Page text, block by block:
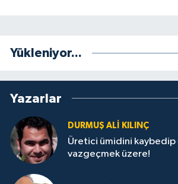
Yükleniyor...
Yazarlar
DURMUŞ ALI KILINÇ
Üretici ümidini
vazgeçmek üzere!